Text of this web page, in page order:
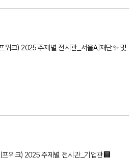
위크) 2025 주제별 전시관_서울AI재단✨ 및
위크) 2025 주제별 전시관_기업관🏢